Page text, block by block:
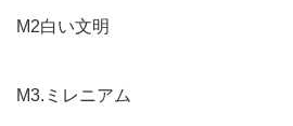
M2白い文明
M3.ミレニアム